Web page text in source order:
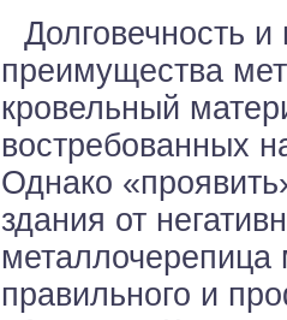
Долговечность
преимущества
кровельный
востребованных
Однако
здания от
металлочерепица
правильного и